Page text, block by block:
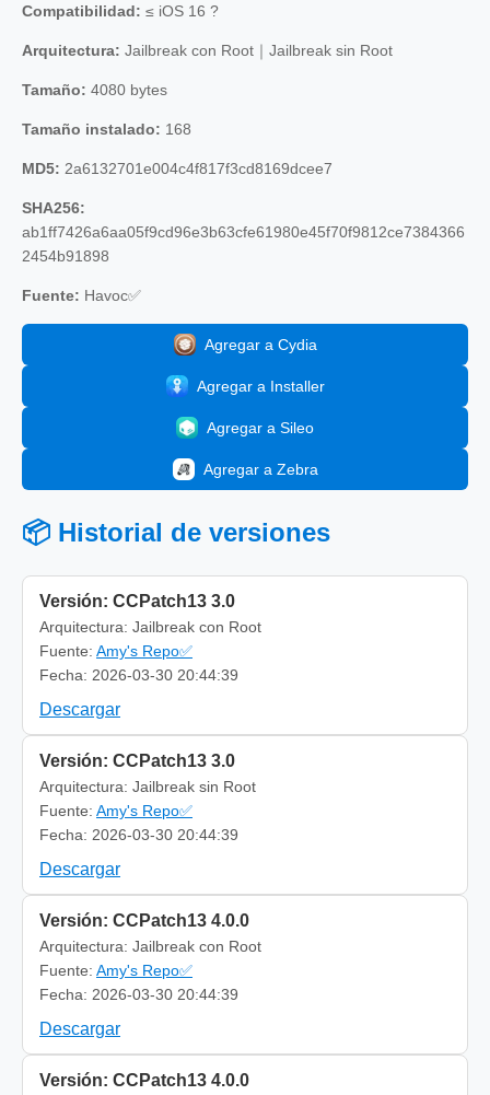
Compatibilidad: ≤ iOS 16 ?
Arquitectura: Jailbreak con Root｜Jailbreak sin Root
Tamaño: 4080 bytes
Tamaño instalado: 168
MD5: 2a6132701e004c4f817f3cd8169dcee7
SHA256:
ab1ff7426a6aa05f9cd96e3b63cfe61980e45f70f9812ce7384366
2454b91898
Fuente: Havoc✅
Agregar a Cydia
Agregar a Installer
Agregar a Sileo
Agregar a Zebra
📦 Historial de versiones
Versión: CCPatch13 3.0
Arquitectura: Jailbreak con Root
Fuente: Amy's Repo✅
Fecha: 2026-03-30 20:44:39
Descargar
Versión: CCPatch13 3.0
Arquitectura: Jailbreak sin Root
Fuente: Amy's Repo✅
Fecha: 2026-03-30 20:44:39
Descargar
Versión: CCPatch13 4.0.0
Arquitectura: Jailbreak con Root
Fuente: Amy's Repo✅
Fecha: 2026-03-30 20:44:39
Descargar
Versión: CCPatch13 4.0.0